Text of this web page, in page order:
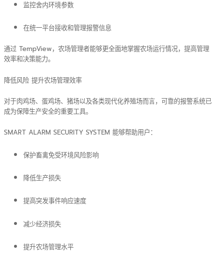
监控舍内环境参数
在统一平台接收和管理报警信息
通过 TempView，农场管理者能够更全面地掌握农场运行情况，提高管理
效率和决策能力。
降低风险 提升农场管理效率
对于肉鸡场、蛋鸡场、猪场以及各类现代化养殖场而言，可靠的报警系统已
成为保障生产安全的重要工具。
SMART ALARM SECURITY SYSTEM 能够帮助用户：
保护畜禽免受环境风险影响
降低生产损失
提高突发事件响应速度
减少经济损失
提升农场管理水平